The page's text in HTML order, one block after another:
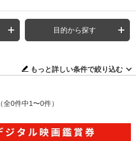
目的から探す
もっと詳しい条件で絞り込む
（全0件中1〜0件）